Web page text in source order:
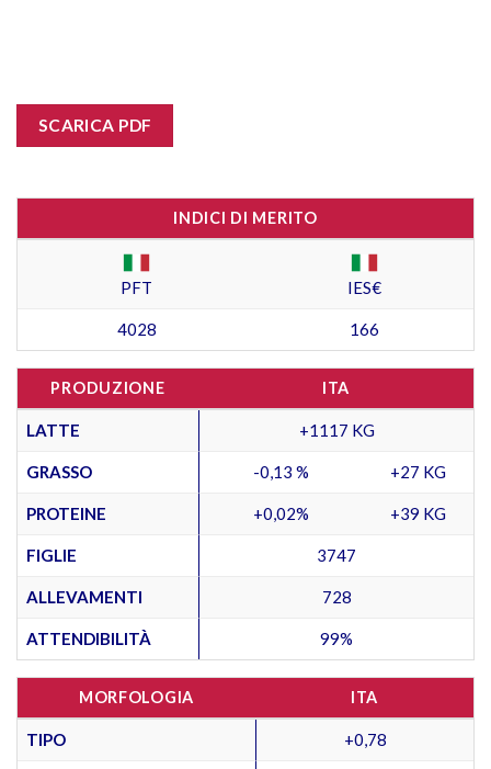
SCARICA PDF
INDICI DI MERITO
PFT IES€
4028 166
PRODUZIONE ITA
LATTE +1117 KG
GRASSO -0,13 % +27 KG
PROTEINE +0,02% +39 KG
FIGLIE 3747
ALLEVAMENTI 728
ATTENDIBILITÀ 99%
MORFOLOGIA ITA
TIPO +0,78